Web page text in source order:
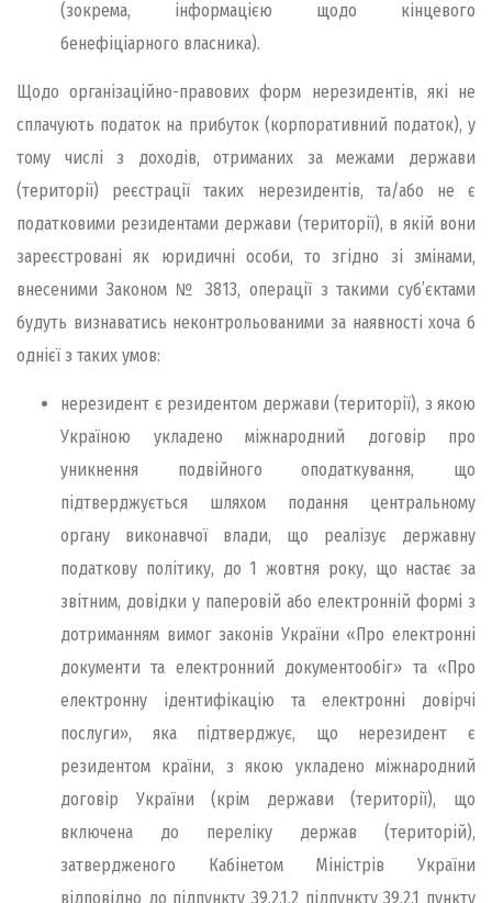
(зокрема, інформацією щодо кінцевого
бенефіціарного власника).
Щодо організаційно-правових форм нерезидентів, які не
сплачують податок на прибуток (корпоративний податок), у
тому числі з доходів, отриманих за межами держави
(території) реєстрації таких нерезидентів, та/або не є
податковими резидентами держави (території), в якій вони
зареєстровані як юридичні особи, то згідно зі змінами,
внесеними Законом № 3813, операції з такими суб’єктами
будуть визнаватись неконтрольованими за наявності хоча б
однієї з таких умов:
нерезидент є резидентом держави (території), з якою
Україною укладено міжнародний договір про
уникнення подвійного оподаткування, що
підтверджується шляхом подання центральному
органу виконавчої влади, що реалізує державну
податкову політику, до 1 жовтня року, що настає за
звітним, довідки у паперовій або електронній формі з
дотриманням вимог законів України «Про електронні
документи та електронний документообіг» та «Про
електронну ідентифікацію та електронні довірчі
послуги», яка підтверджує, що нерезидент є
резидентом країни, з якою укладено міжнародний
договір України (крім держави (території), що
включена до переліку держав (територій),
затвердженого Кабінетом Міністрів України
відповідно до підпункту 39.2.1.2 підпункту 39.2.1 пункту